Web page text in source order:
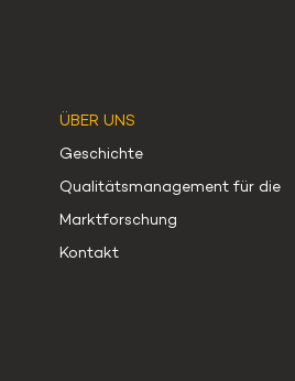
ÜBER UNS
Geschichte
Qualitätsmanagement für die
Marktforschung
Kontakt